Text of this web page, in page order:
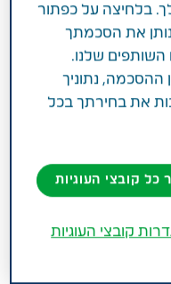
במבוגרים עם
על מנת להפחית
התקדמות הנכות.
בלחיצה על כפתור
נותן את הסכמתך
השותפים שלנו.
ההסכמה, נתוניך
את בחירתך בכל
כל קובצי העוגיות
קובצי העוגיות